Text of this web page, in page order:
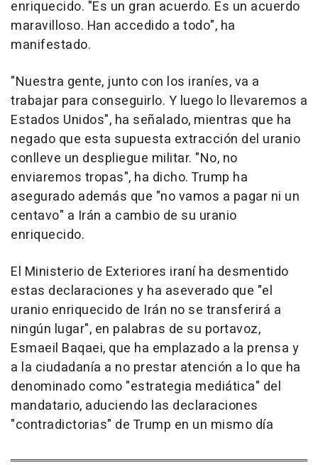
enriquecido. "Es un gran acuerdo. Es un acuerdo
maravilloso. Han accedido a todo", ha
manifestado.
"Nuestra gente, junto con los iraníes, va a
trabajar para conseguirlo. Y luego lo llevaremos a
Estados Unidos", ha señalado, mientras que ha
negado que esta supuesta extracción del uranio
conlleve un despliegue militar. "No, no
enviaremos tropas", ha dicho. Trump ha
asegurado además que "no vamos a pagar ni un
centavo" a Irán a cambio de su uranio
enriquecido.
El Ministerio de Exteriores iraní ha desmentido
estas declaraciones y ha aseverado que "el
uranio enriquecido de Irán no se transferirá a
ningún lugar", en palabras de su portavoz,
Esmaeil Baqaei, que ha emplazado a la prensa y
a la ciudadanía a no prestar atención a lo que ha
denominado como "estrategia mediática" del
mandatario, aduciendo las declaraciones
"contradictorias" de Trump en un mismo día